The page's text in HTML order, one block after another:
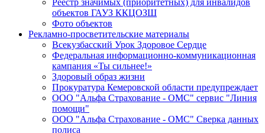
объектов ГАУЗ ККЦОЗШ
Фото объектов
Рекламно-просветительские материалы
Всекузбасский Урок Здоровое Сердце
Федеральная информационно-коммуникационная
кампания «Ты сильнее!»
Здоровый образ жизни
Прокуратура Кемеровской области предупреждает
ООО "Альфа Страхование - ОМС" сервис "Линия
помощи"
ООО "Альфа Страхование - ОМС" Сверка данных
полиса